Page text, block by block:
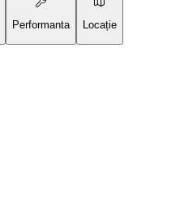
Performanta Locație